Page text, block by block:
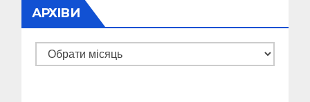
АРХІВИ
Архіви